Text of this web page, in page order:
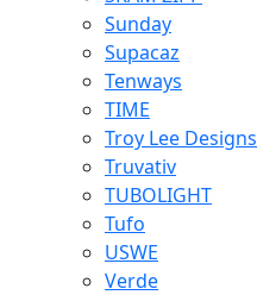
Sunday
Supacaz
Tenways
TIME
Troy Lee Designs
Truvativ
TUBOLIGHT
Tufo
USWE
Verde